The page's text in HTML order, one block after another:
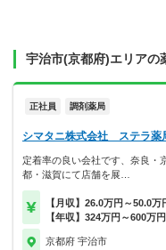
宇治市(京都府)エリアの
正社員 調剤薬局
シマタニ株式会社 ステラ薬
定着率の良い会社です、奈良・
都・滋賀にて店舗を展…
【月収】26.0万円～50.0万
【年収】324万円～600万円
京都府 宇治市